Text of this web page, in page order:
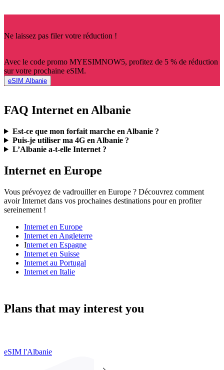
Ne laissez pas filer votre réduction !
Avec le code promo MYESIMNOW5, profitez de 5 % de réduction
sur votre prochaine eSIM.
eSIM Albanie
FAQ Internet en Albanie
Est-ce que mon forfait marche en Albanie ?
Puis-je utiliser ma 4G en Albanie ?
L’Albanie a-t-elle Internet ?
Internet en Europe
Vous prévoyez de vadrouiller en Europe ? Découvrez comment
avoir Internet dans vos prochaines destinations pour en profiter
sereinement !
Internet en Europe
Internet en Angleterre
Internet en Espagne
Internet en Suisse
Internet au Portugal
Internet en Italie
Plans that may interest you
eSIM l'Albanie